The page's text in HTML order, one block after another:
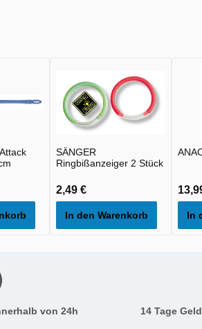
SÄNGER
Ringbißanzeiger 2 Stück
2,49 €
In den Warenkorb In
von 24h 14 Tage